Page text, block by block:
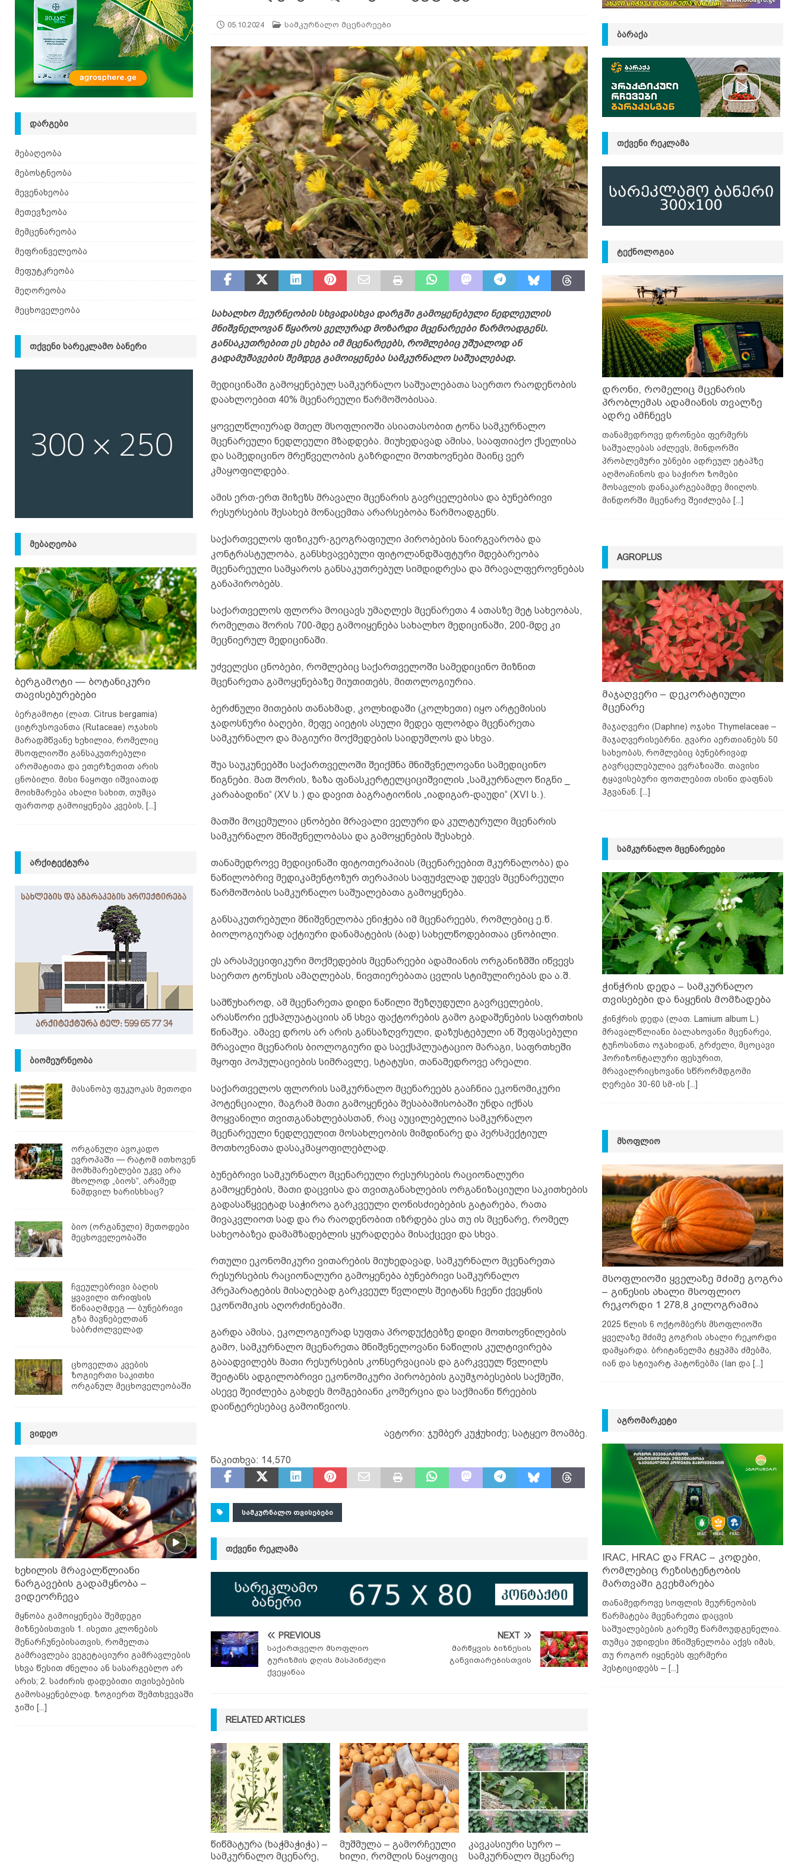
იზრდება ᲛᲔᲑᲝᲡᲢᲜᲔᲝᲑᲐ
[ 06.08.2026 ] მაჯაღვერი – დეკორატიული მცენარე AGROPLUS
05.10.2024 სამკურნალო მცენარეები
სახალხო მეურნეობის სხვადასხვა დარგში გამოყენებული ნედლეულის
მნიშვნელოვან წყაროს ველურად მოზარდი მცენარეები წარმოადგენს.
განსაკუთრებით ეს ეხება იმ მცენარეებს, რომლებიც უშუალოდ ან
გადამუშავების შემდეგ გამოიყენება სამკურნალო საშუალებად.
მედიცინაში გამოყენებულ სამკურნალო საშუალებათა საერთო რაოდენობის
დაახლოებით 40% მცენარეული წარმოშობისაა.
ყოველწლიურად მთელ მსოფლიოში ასიათასობით ტონა სამკურნალო
მცენარეული ნედლეული მზადდება. მიუხედავად ამისა, სააფთიაქო ქსელისა
და სამედიცინო მრეწველობის გაზრდილი მოთხოვნები მაინც ვერ
კმაყოფილდება.
ამის ერთ-ერთ მიზეზს მრავალი მცენარის გავრცელებისა და ბუნებრივი
რესურსების შესახებ მონაცემთა არარსებობა წარმოადგენს.
საქართველოს ფიზიკურ-გეოგრაფიული პირობების ნაირგვარობა და
კონტრასტულობა, განსხვავებული ფიტოლანდშაფტური მდებარეობა
მცენარეული სამყაროს განსაკუთრებულ სიმდიდრესა და მრავალფეროვნებას
განაპირობებს.
საქართველოს ფლორა მოიცავს უმაღლეს მცენარეთა 4 ათასზე მეტ სახეობას,
რომელთა შორის 700-მდე გამოიყენება სახალხო მედიცინაში, 200-მდე კი
მეცნიერულ მედიცინაში.
უძველესი ცნობები, რომლებიც საქართველოში სამედიცინო მიზნით
მცენარეთა გამოყენებაზე მიუთითებს, მითოლოგიურია.
ბერძნული მითების თანახმად, კოლხიდაში (კოლხეთი) იყო არტემისის
ჯადოსნური ბაღები, მეფე აიეტის ასული მედეა ფლობდა მცენარეთა
სამკურნალო და მაგიური მოქმედების საიდუმლოს და სხვა.
შუა საუკუნეებში საქართველოში შეიქმნა მნიშვნელოვანი სამედიცინო
წიგნები. მათ შორის, ზაზა ფანასკერტელციციშვილის „სამკურნალო წიგნი _
კარაბადინი“ (XV ს.) და დავით ბაგრატიონის „იადიგარ-დაუდი“ (XVI ს.).
მათში მოცემულია ცნობები მრავალი ველური და კულტურული მცენარის
სამკურნალო მნიშვნელობასა და გამოყენების შესახებ.
თანამედროვე მედიცინაში ფიტოთერაპიას (მცენარეებით მკურნალობა) და
ნაწილობრივ მედიკამენტოზურ თერაპიას საფუძვლად უდევს მცენარეული
წარმოშობის სამკურნალო საშუალებათა გამოყენება.
განსაკუთრებული მნიშვნელობა ენიჭება იმ მცენარეებს, რომლებიც ე.წ.
ბიოლოგიურად აქტიური დანამატების (ბად) სახელწოდებითაა ცნობილი.
ეს არასპეციფიკური მოქმედების მცენარეები ადამიანის ორგანიზმში იწვევს
საერთო ტონუსის ამაღლებას, ნივთიერებათა ცვლის სტიმულირებას და ა.შ.
სამწუხაროდ, ამ მცენარეთა დიდი ნაწილი შეზღუდული გავრცელების,
არასწორი ექსპლუატაციის ან სხვა ფაქტორების გამო გადაშენების საფრთხის
წინაშეა. ამავე დროს არ არის განსაზღვრული, დაზუსტებული ან შეფასებული
მრავალი მცენარის ბიოლოგიური და საექსპლუატაციო მარაგი, საფრთხეში
მყოფი პოპულაციების სიმრავლე, სტატუსი, თანამედროვე არეალი.
საქართველოს ფლორის სამკურნალო მცენარეებს გააჩნია ეკონომიკური
პოტენციალი, მაგრამ მათი გამოყენება შესაბამისობაში უნდა იქნას
მოყვანილი თვითგანახლებასთან, რაც აუცილებელია სამკურნალო
მცენარეული ნედლეულით მოსახლეობის მიმდინარე და პერსპექტიულ
მოთხოვნათა დასაკმაყოფილებლად.
ბუნებრივი სამკურნალო მცენარეული რესურსების რაციონალური
გამოყენების, მათი დაცვისა და თვითგანახლების ორგანიზაციული საკითხების
გადასაწყვეტად საჭიროა გარკვეული ღონისძიებების გატარება, რათა
მივაკვლიოთ სად და რა რაოდენობით იზრდება ესა თუ ის მცენარე, რომელ
სახეობაზეა დამამზადებლის ყურადღება მისაქცევი და სხვა.
რთული ეკონომიკური ვითარების მიუხედავად, სამკურნალო მცენარეთა
რესურსების რაციონალური გამოყენება ბუნებრივი სამკურნალო
პრეპარატების მისაღებად გარკვეულ წვლილს შეიტანს ჩვენი ქვეყნის
ეკონომიკის აღორძინებაში.
გარდა ამისა, ეკოლოგიურად სუფთა პროდუქტებზე დიდი მოთხოვნილების
გამო, სამკურნალო მცენარეთა მნიშვნელოვანი ნაწილის კულტივირება
გააადვილებს მათი რესურსების კონსერვაციას და გარკვეულ წვლილს
შეიტანს ადგილობრივი ეკონომიკური პირობების გაუმჯობესების საქმეში,
ასევე შეიძლება გახდეს მომგებიანი კომერცია და საქმიანი წრეების
დაინტერესებაც გამოიწვიოს.
ავტორი: ჯუმბერ კუჭუხიძე; სატყეო მოამბე.
წაკითხვა: 14,570
ᲡᲐᲛᲙᲣᲠᲜᲐᲚᲝ ᲗᲕᲘᲡᲔᲑᲔᲑᲘ
ᲗᲥᲕᲔᲜᲘ ᲠᲔᲙᲚᲐᲛᲐ
PREVIOUS
საქართველო მსოფლიო
ტურიზმის დღის მასპინძელი
ქვეყანაა
NEXT
მარწყვის ბიზნესის
განვითარებისთვის
RELATED ARTICLES
წიწმატურა (ხაჭმაჭიჭა) –
სამკურნალო მცენარე,
მუშმულა – გამორჩეული
ხილი, რომლის ნაყოფიც
კავკასიური სურო –
სამკურნალო მცენარე
ᲓᲐᲠᲒᲔᲑᲘ
მებაღეობა
მებოსტნეობა
მევენახეობა
მეთევზეობა
მემცენარეობა
მეფრინველეობა
მეფუტკრეობა
მეღორეობა
მეცხოველეობა
ᲗᲥᲕᲔᲜᲘ ᲡᲐᲠᲔᲙᲚᲐᲛᲝ ᲑᲐᲜᲔᲠᲘ
ᲛᲔᲑᲐᲦᲔᲝᲑᲐ
ბერგამოტი — ბოტანიკური
თავისებურებები
ბერგამოტი (ლათ. Citrus bergamia)
ციტრუსოვანთა (Rutaceae) ოჯახის
მარადმწვანე ხეხილია, რომელიც
მსოფლიოში განსაკუთრებული
არომატითა და ეთერზეთით არის
ცნობილი. მისი ნაყოფი იშვიათად
მოიხმარება ახალი სახით, თუმცა
ფართოდ გამოიყენება კვების,
[...]
ᲐᲠᲥᲘᲢᲔᲥᲢᲣᲠᲐ
ᲑᲘᲝᲛᲔᲣᲠᲜᲔᲝᲑᲐ
მასანობუ ფუკუოკას მეთოდი
ორგანული ავოკადო
ევროპაში — რატომ ითხოვენ
მომხმარებლები უკვე არა
მხოლოდ „ბიოს“, არამედ
ნამდვილ ხარისხსაც?
ბიო (ორგანული) მეთოდები
მეცხოველეობაში
ჩვეულებრივი ბაღის
ყვავილი თრიფსის
წინააღმდეგ — ბუნებრივი
გზა მავნებელთან
საბრძოლველად
ცხოველთა კვების
ზოგიერთი საკითხი
ორგანულ მეცხოველეობაში
ᲕᲘᲓᲔᲝ
ხეხილის მრავალწლიანი
ნარგავების გადამყნობა –
ვიდეორჩევა
მყნობა გამოიყენება შემდეგი
მიზნებისთვის 1. ისეთი კლონების
შენარჩუნებისათვის, რომელთა
გამრავლება ვეგეტაციური გამრავლების
სხვა წესით ძნელია ან სასარგებლო არ
არის; 2. საძირის დადებითი თვისებების
გამოსაყენებლად. ზოგიერთ შემთხვევაში
ჯიში [...]
ᲑᲐᲠᲐᲥᲐ
ᲗᲥᲕᲔᲜᲘ ᲠᲔᲙᲚᲐᲛᲐ
ᲢᲔᲥᲜᲝᲚᲝᲒᲘᲐ
დრონი, რომელიც მცენარის
პრობლემას ადამიანის თვალზე
ადრე ამჩნევს
თანამედროვე დრონები ფერმერს
საშუალებას აძლევს, მინდორში
პრობლემური უბნები ადრეულ ეტაპზე
აღმოაჩინოს და საჭირო ზომები
მოსავლის დანაკარგებამდე მიიღოს.
მინდორში მცენარე შეიძლება [...]
AGROPLUS
მაჯაღვერი – დეკორატიული
მცენარე
მაჯაღვერი (Daphne) ოჯახი Thymelaceae –
მაჯაღვერისებრნი. გვარი აერთიანებს 50
სახეობას, რომლებიც ბუნებრივად
გავრცელებულია ევრაზიაში. თავისი
ტყავისებური ფოთლებით ისინი დაფნას
ჰგვანან. [...]
ᲡᲐᲛᲙᲣᲠᲜᲐᲚᲝ ᲛᲪᲔᲜᲐᲠᲔᲔᲑᲘ
ჭინჭრის დედა – სამკურნალო
თვისებები და ნაყენის მომზადება
ჭინჭრის დედა (ლათ. Lamium album L.)
მრავალწლიანი ბალახოვანი მცენარეა,
ტუჩოსანთა ოჯახიდან, გრძელი, მცოცავი
ჰორიზონტალური ფესურით,
მრავალრიცხოვანი სწრორმდგომი
ღერები 30-60 სმ-ის [...]
ᲛᲡᲝᲤᲚᲘᲝ
მსოფლიოში ყველაზე მძიმე გოგრა
– გინესის ახალი მსოფლიო
რეკორდი 1 278,8 კილოგრამია
2025 წლის 6 ოქტომბერს მსოფლიოში
ყველაზე მძიმე გოგრის ახალი რეკორდი
დამყარდა. ბრიტანელმა ტყუპმა ძმებმა,
იან და სტიუარტ პატონებმა (Ian და [...]
ᲐᲒᲠᲝᲛᲐᲠᲙᲔᲢᲘ
IRAC, HRAC და FRAC – კოდები,
რომლებიც რეზისტენტობის
მართვაში გვეხმარება
თანამედროვე სოფლის მეურნეობის
წარმატება მცენარეთა დაცვის
საშუალებების გარეშე წარმოუდგენელია.
თუმცა უდიდესი მნიშვნელობა აქვს იმას,
თუ როგორ იყენებს ფერმერი
პესტიციდებს – [...]